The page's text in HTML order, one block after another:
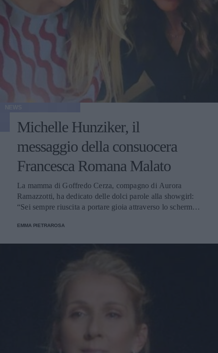
Michelle Hunziker, il
messaggio della consuocera
Francesca Romana Malato
La mamma di Goffredo Cerza, compagno di Aurora
Ramazzotti, ha dedicato delle dolci parole alla showgirl:
“Sei sempre riuscita a portare gioia attraverso lo schermo e
EMMA PIETRAROSA